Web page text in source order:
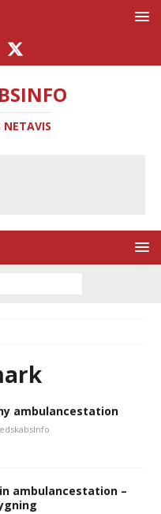
NETAVIS
ambulancestation
ambulancestation –